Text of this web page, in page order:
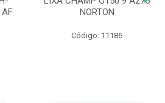
AF
NORTON
Código: 11186